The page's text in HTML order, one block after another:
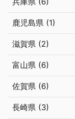
鹿児島県 (1)
滋賀県 (2)
富山県 (6)
佐賀県 (6)
長崎県 (3)